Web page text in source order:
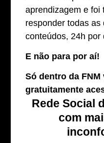
aprendizagem e foi
responder todas
conteúdos, 24h por
E não para por aí!
Só dentro da FNM
gratuitamente
Rede Social
com